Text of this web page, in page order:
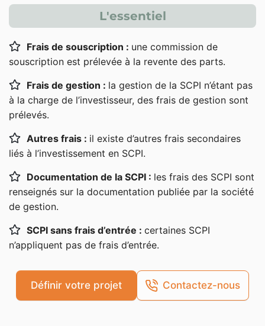
Frais de souscription
À quoi sert la commission de souscription ?
variable
Frais de gestion
Autres frais des SCPI
Frais de transaction
Frais de suivi de pilotage de la réalisation des travaux
Frais de cession des parts
Où trouver la liste des frais des SCPI avant de
Les frais des SCPI en assurance vie
Les SCPI sans frais de souscription
L'essentiel
Frais de souscription : une commission de
souscription est prélevée à la revente des parts.
Frais de gestion : la gestion de la SCPI n’étant pas
à la charge de l’investisseur, des frais de gestion sont
prélevés.
Autres frais : il existe d’autres frais secondaires
liés à l’investissement en SCPI.
Documentation de la SCPI : les frais des SCPI sont
renseignés sur la documentation publiée par la société
de gestion.
SCPI sans frais d’entrée : certaines SCPI
n’appliquent pas de frais d’entrée.
Définir votre projet Contactez-nous